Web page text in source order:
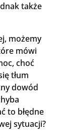
także
możemy
mówi
choć
tłum
dowód
to błędne
sytuacji?